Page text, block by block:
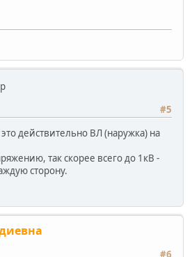
#5
действительно ВЛ (наружка) на
так скорее всего до 1кВ -
сторону.
#6